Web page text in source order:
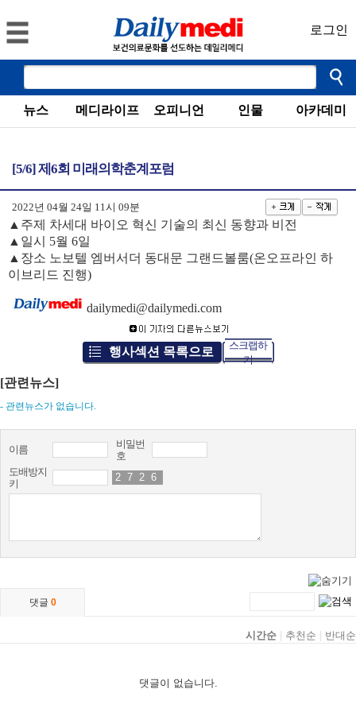
로그인
뉴스 메디라이프 오피니언 인물 아카데미
[5/6] 제6회 미래의학춘계포럼
2022년 04월 24일 11시 09분
▲주제 차세대 바이오 혁신 기술의 최신 동향과 비전
▲일시 5월 6일
▲장소 노보텔 엠버서더 동대문 그랜드볼룸(온오프라인 하
이브리드 진행)
dailymedi@dailymedi.com
행사섹션 목록으로
스크랩하
기
[관련뉴스]
- 관련뉴스가 없습니다.